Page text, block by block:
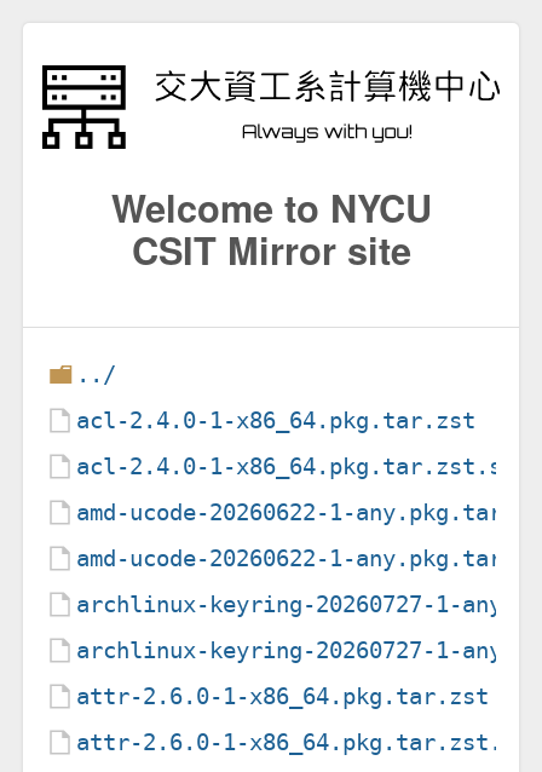
Welcome to NYCU
CSIT Mirror site
../
acl-2.4.0-1-x86_64.pkg.tar.zst
acl-2.4.0-1-x86_64.pkg.tar.zst.sig
amd-ucode-20260622-1-
amd-ucode-20260622-1-
archlinux-keyring-20260727-1-
archlinux-keyring-20260727-1-
attr-2.6.0-1-x86_64.pkg.tar.zst
attr-2.6.0-1-x86_64.pkg.tar.zst.sig